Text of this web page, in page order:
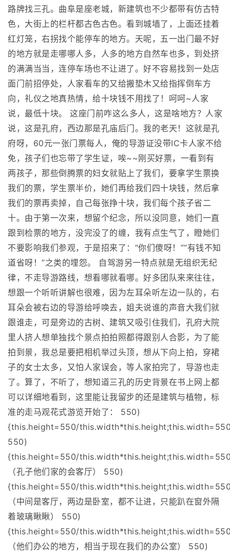
路牌找三孔。曲阜是座老城，新建筑也不少都带有仿古特
色，大街上的栏杆都古色古色。看到城墙了，上面还挂着
红灯笼，右拐找个能停车的地方。天呢，五一出门最不好
的地方就是走哪哪人多，人多的地方自然车也多，到处挤
的满满当当，连停车场也不让进了。好不容易找到一处店
面门前招停处，人家看车的又给搬垫木又给指挥倒车方
向，礼仪之地真热情，给十块钱不用找了！呵呵~人家
说，最低十块。 这座门前咋这么多人，这是啥地方？人家
说，这是孔府，西边那是孔庙后门。我的老天！这就是孔
府呀，60元一张门票每人，俺的导游证没带IC卡人家不给
免，孩子们也忘带了学生证，唉~~刚买好票，一看到有
两孩子，那些倒腾票的妇女就贴上了我们，要拿学生票换
我们的票，学生票半价，她们再给我们四十块钱，然后拿
我们的票再卖掉，自己每张挣十块，我们每个孩子省二
十。由于第一次来，想留个纪念，所以没同意，她们一直
跟到检票的地方，没完没了的缠，我有点生气了，瞪她们
不要影响我们参观，于是招来了：“你们傻呀！”“有钱不知
道省呀！”之类的埋怨。 自驾游另一特点就是无组织无纪
律，不走导游路线，想看哪就看哪。好多团队来来往往，
想跟一个听听讲解也很难，因为左耳朵听左边一队的，右
耳朵会被右边的导游给呼唤去，姐夫说谁的声音大我们就
跟谁走，可是旁边的古树、建筑又吸引住我们，孔府大院
里人挤人想单独找个景点拍拍照都得跟别人合影，为了能
拍到景，我总是要把相机举过头顶，想从下向上拍，穿裙
子的女士太多，又怕人家误会，等人家拍完了，导游也走
了。算了，不听了，想知道三孔的历史背景在书上网上都
可以详细地看到，这里能让我留步的还是建筑与植物，标
准的走马观花式游览开始了： 550)
{this.height=550/
550)
{this.height=550/
（孔子他们家的会客厅） 550)
{this.height=550/
（中间是客厅，两边是卧室，都不让进，只能趴在窗外隔
着玻璃瞅瞅） 550)
{this.height=550/
（他们办公的地方，相当于现在我们的办公室） 550)